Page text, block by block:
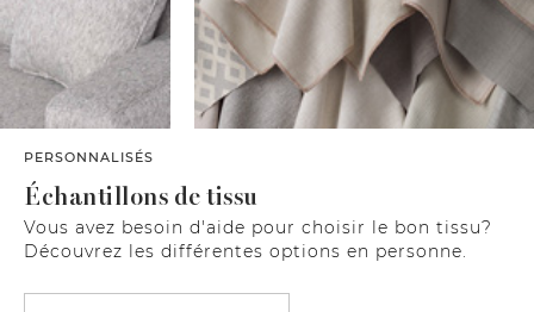
PERSONNALISÉS
Échantillons de tissu
Vous avez besoin d'aide pour choisir le bon tissu?
Découvrez les différentes options en personne.